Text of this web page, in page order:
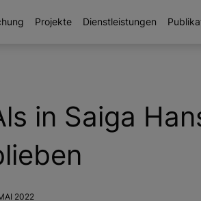
Projekte Dienstleistungen
in Saiga
2022